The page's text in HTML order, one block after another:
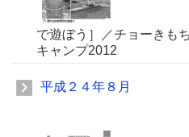
で遊ぼう］／チョーきも
キャンプ2012
平成２４年８月